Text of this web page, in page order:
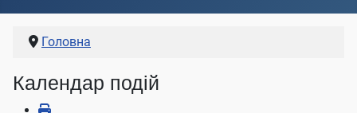
Головна
Календар подій